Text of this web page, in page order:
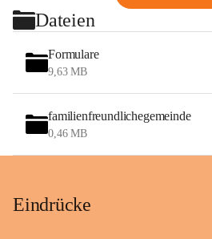
Dateien
Formulare
9,63 MB
familienfreundlichegemeinde
0,46 MB
Eindrücke